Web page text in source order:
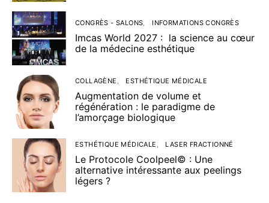
CONGRÈS - SALONS INFORMATIONS CONGRÈS
Imcas World 2027 : la science au cœur
de la médecine esthétique
COLLAGÈNE ESTHÉTIQUE MÉDICALE
Augmentation de volume et
régénération : le paradigme de
l’amorçage biologique
ESTHÉTIQUE MÉDICALE LASER FRACTIONNÉ
Le Protocole Coolpeel© : Une
alternative intéressante aux peelings
légers ?